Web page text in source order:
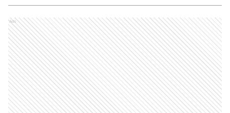
Ads